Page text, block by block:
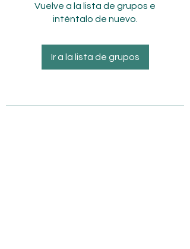
Vuelve a la lista de grupos e
inténtalo de nuevo.
Ir a la lista de grupos